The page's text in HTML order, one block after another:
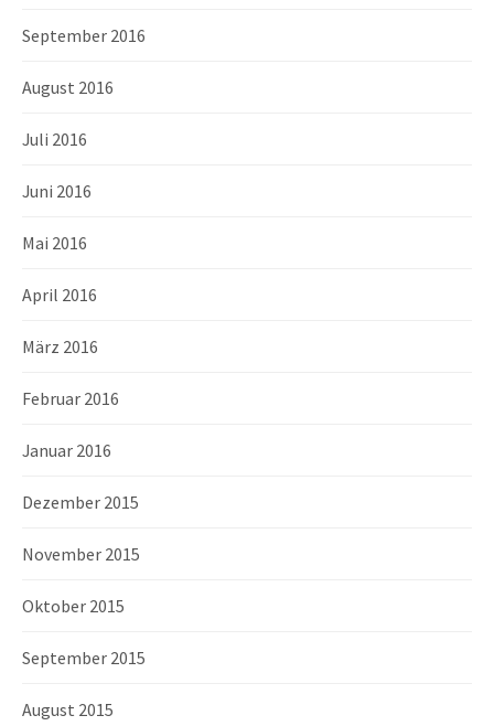
September 2016
August 2016
Juli 2016
Juni 2016
Mai 2016
April 2016
März 2016
Februar 2016
Januar 2016
Dezember 2015
November 2015
Oktober 2015
September 2015
August 2015